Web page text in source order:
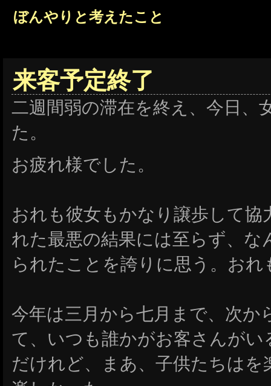
ぼんやりと考えたこと
来客予定終了
二週間弱の滞在を終え、今日、
た。
お疲れ様でした。
おれも彼女もかなり譲歩して
れた最悪の結果には至らず、な
られたことを誇りに思う。お
今年は三月から七月まで、次か
て、いつも誰かがお客さんが
だけれど、まあ、子供たちは